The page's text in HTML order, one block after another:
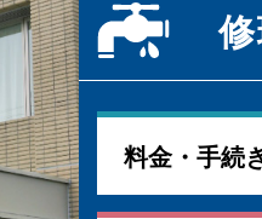
料金・手続